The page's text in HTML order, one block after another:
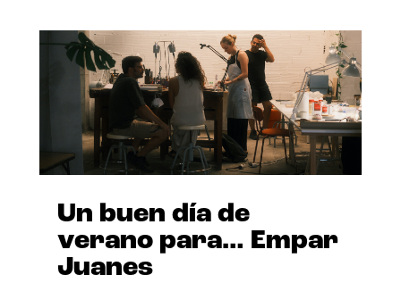
Un buen día de
verano para… Empar
Juanes